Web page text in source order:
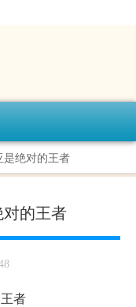
是绝对的王者
的王者